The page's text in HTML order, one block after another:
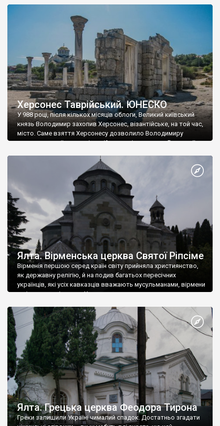
«повстяками» (postaki)…” “Вино. Крим виробляє відмінне вино
і його вдосталь: воно все дуже легке біле і дуже […]
Херсонес Таврійський. ЮНЕСКО
У 988 році, після кількох місяців облоги, Великий київський
князь Володимир захопив Херсонес, візантійське, на той час,
місто. Саме взяття Херсонесу дозволило Володимиру
диктувати свої умови візантійському імператору Василю ІІ, та
Херсонесі Володимир-язичник, став Василем-християнином.
А потім було Хрещення Русі. На честь Херсонесу Таврійського
Ялта. Вірменська церква Святої Ріпсіме
Вірменія першою серед країн світу прийняла християнство,
як державну релігію, й на подив багатьох пересічних
українців, які усіх кавказців вважають мусульманами, вірмени
є відданими вірянами Христа
Ялта. Грецька церква Феодора Тирона
Греки залишили Україні чималий спадок. Достатньо згадати